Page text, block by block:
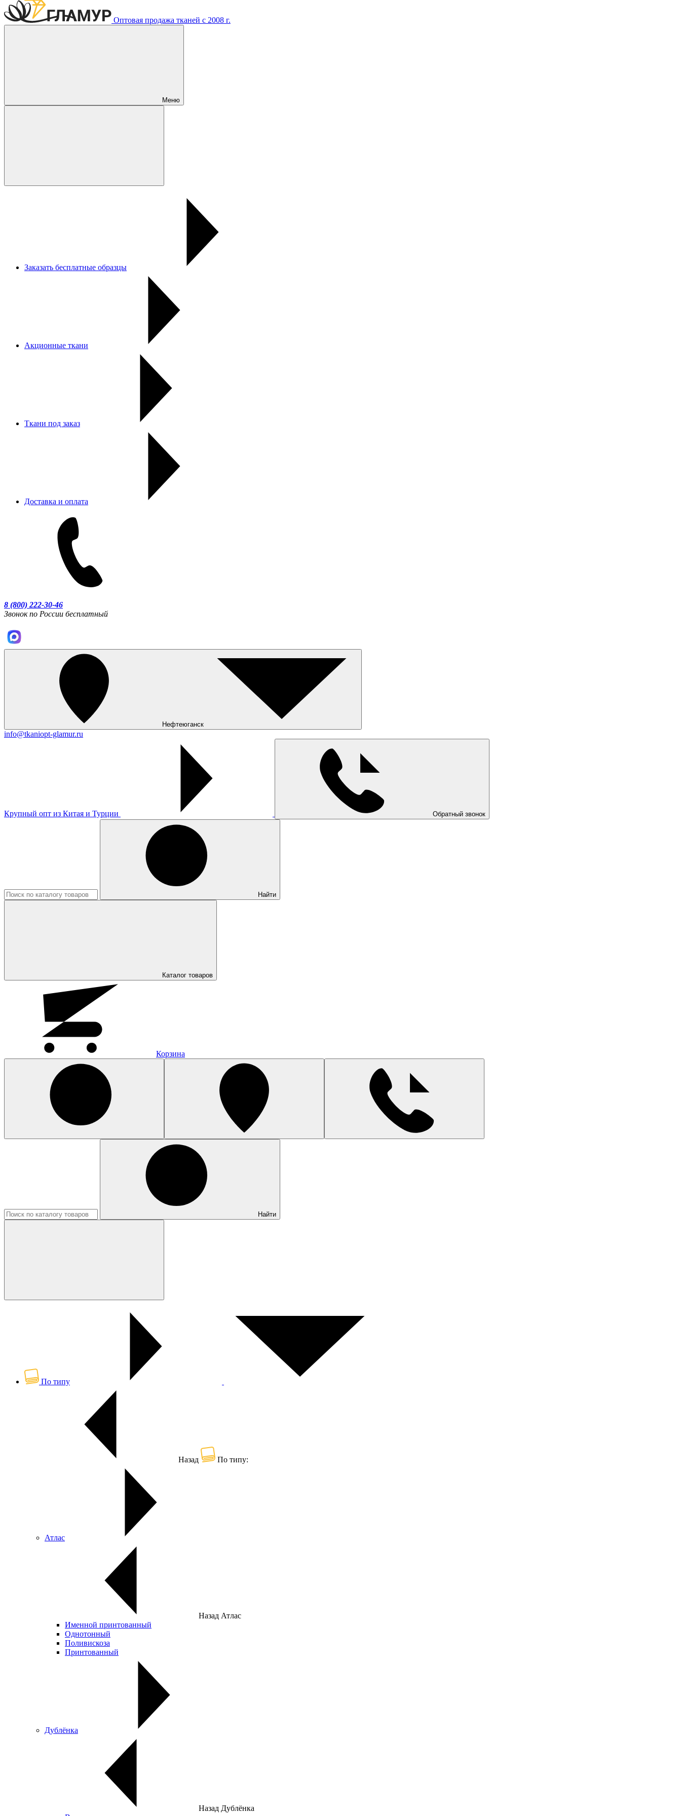
Оптовая продажа тканей с 2008 г.
Меню
Заказать бесплатные образцы
Акционные ткани
Ткани под заказ
Доставка и оплата
8 (800) 222-30-46
Звонок по России бесплатный
Нефтеюганск
info@tkaniopt-glamur.ru
Крупный опт из Китая и Турции Обратный звонок
Найти
Каталог товаров
Корзина
Найти
По типу
Назад По типу:
Атлас
Назад Атлас
Именной принтованный
Однотонный
Поливискоза
Принтованный
Дублёнка
Назад Дублёнка